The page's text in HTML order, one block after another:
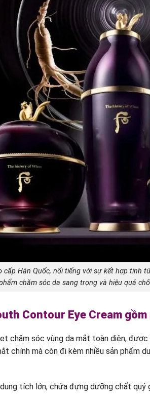
Hàn Quốc, nổi tiếng với sự kết hợp tinh
chăm sóc da sang trọng và hiệu quả
Contour Eye Cream
chăm sóc vùng da mắt toàn diện,
chính mà còn đi kèm nhiều sản phẩm
tích lớn, chứa đựng dưỡng chất quý